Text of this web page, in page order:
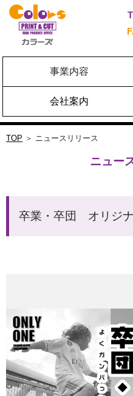
事業内容
会社案内
TOP ＞ ニュースリリース
ニュー
卒業・卒団 オリジ